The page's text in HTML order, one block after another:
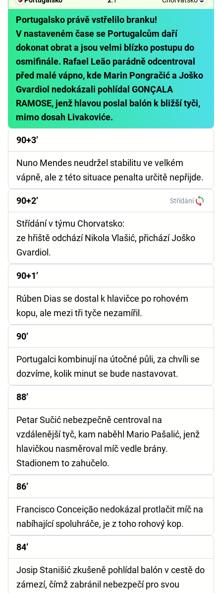
Portugalsko právě vstřelilo branku!
V nastaveném čase se Portugalcům daří
dokonat obrat a jsou velmi blízko postupu do
osmifinále. Rafael Leão parádně odcentroval
před malé vápno, kde Marin Pongračić a Joško
Gvardiol nedokázali pohlídal GONÇALA
RAMOSE, jenž hlavou poslal balón k bližší tyči,
mimo dosah Livakoviće.
90+3’
Nuno Mendes neudržel stabilitu ve velkém
vápně, ale z této situace penalta určitě nepřijde.
90+2’ Střídání
Střídání v týmu Chorvatsko:
ze hřiště odchází Nikola Vlašić, přichází Joško
Gvardiol.
90+1’
Rúben Dias se dostal k hlavičce po rohovém
kopu, ale mezi tři tyče nezamířil.
90’
Portugalci kombinují na útočné půli, za chvíli se
dozvíme, kolik minut se bude nastavovat.
88’
Petar Sučić nebezpečně centroval na
vzdálenější tyč, kam naběhl Mario Pašalić, jenž
hlavičkou nasměroval míč vedle brány.
Stadionem to zahučelo.
86’
Francisco Conceição nedokázal protlačit míč na
nabíhající spoluhráče, je z toho rohový kop.
84’
Josip Stanišić zkušeně pohlídal balón v cestě do
zámezí, čímž zabránil nebezpečí pro svou